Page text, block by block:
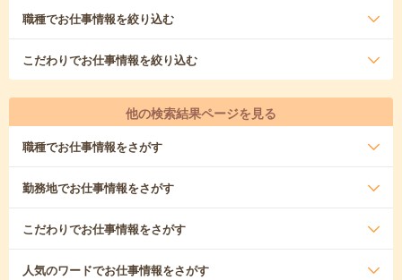
職種でお仕事情報を絞り込む
こだわりでお仕事情報を絞り込む
他の検索結果ページを見る
職種でお仕事情報をさがす
勤務地でお仕事情報をさがす
こだわりでお仕事情報をさがす
人気のワードでお仕事情報をさがす